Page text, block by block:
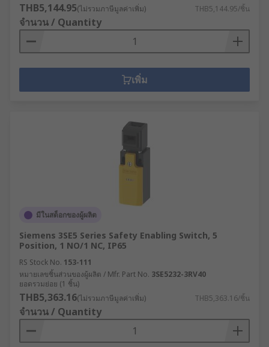
THB5,144.95(ไม่รวมภาษีมูลค่าเพิ่ม) THB5,144.95/ชิ้น
จำนวน / Quantity
เพิ่ม
มีในสต็อกของผู้ผลิต
Siemens 3SE5 Series Safety Enabling Switch, 5
Position, 1 NO/1 NC, IP65
RS Stock No. 153-111
หมายเลขชิ้นส่วนของผู้ผลิต / Mfr. Part No. 3SE5232-3RV40
ยอดรวมย่อย (1 ชิ้น)
THB5,363.16(ไม่รวมภาษีมูลค่าเพิ่ม) THB5,363.16/ชิ้น
จำนวน / Quantity